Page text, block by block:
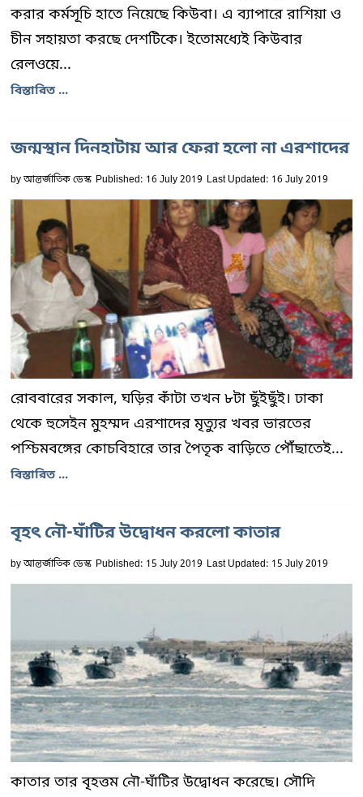
করার কর্মসূচি হাতে নিয়েছে কিউবা। এ ব্যাপারে রাশিয়া ও
চীন সহায়তা করছে দেশটিকে। ইতোমধ্যেই কিউবার
রেলওয়ে...
বিস্তারিত ...
জন্মস্থান দিনহাটায় আর ফেরা হলো না এরশাদের
byআন্তর্জাতিক ডেস্ক Published: 16 July 2019 Last Updated: 16 July 2019
রোববারের সকাল, ঘড়ির কাঁটা তখন ৮টা ছুঁইছুঁই। ঢাকা
থেকে হুসেইন মুহম্মদ এরশাদের মৃত্যুর খবর ভারতের
পশ্চিমবঙ্গের কোচবিহারে তার পৈতৃক বাড়িতে পৌঁছাতেই...
বিস্তারিত ...
বৃহৎ নৌ-ঘাঁটির উদ্বোধন করলো কাতার
byআন্তর্জাতিক ডেস্ক Published: 15 July 2019 Last Updated: 15 July 2019
কাতার তার বৃহত্তম নৌ-ঘাঁটির উদ্বোধন করেছে। সৌদি